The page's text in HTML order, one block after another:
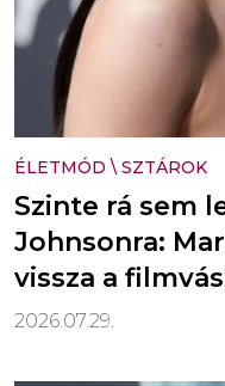
ÉLETMÓD \ SZTÁROK
Szinte rá sem
Johnsonra:
vissza a
2026.07.29.